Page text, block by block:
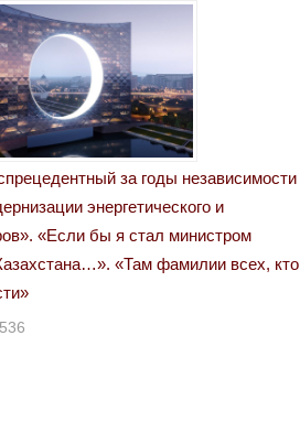
за годы независимости
энергетического и
«Если бы я стал министром
«Там фамилии всех, кто